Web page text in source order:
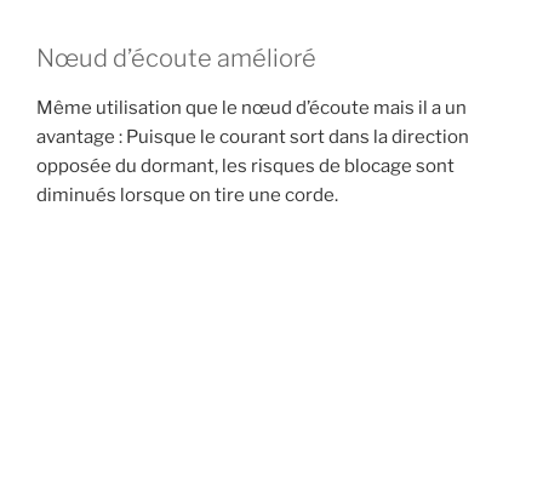
Nœud d’écoute amélioré
Même utilisation que le nœud d’écoute mais il a un
avantage : Puisque le courant sort dans la direction
opposée du dormant, les risques de blocage sont
diminués lorsque on tire une corde.